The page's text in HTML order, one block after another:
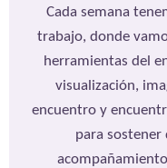
Cada semana
trabajo, donde
herramientas del
visualización,
encuentro y
para sostener